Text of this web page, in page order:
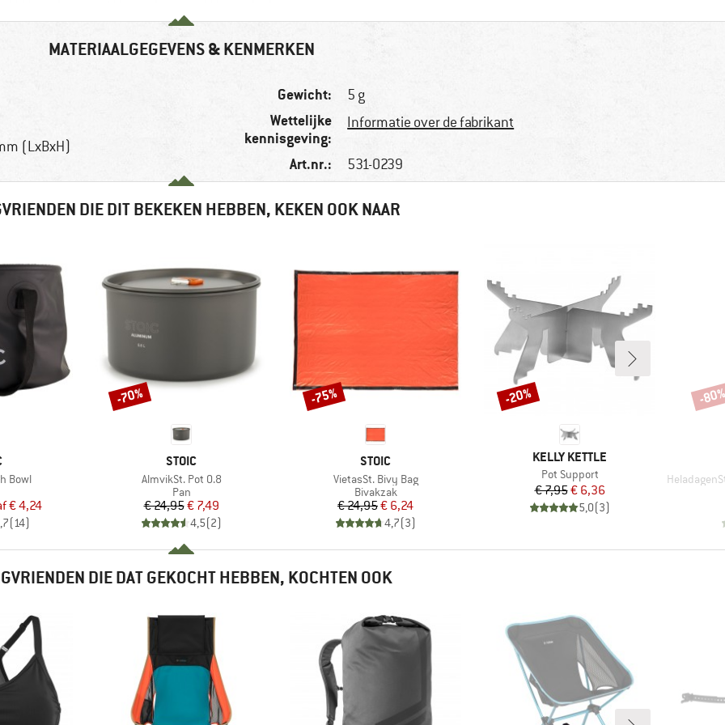
MATERIAALGEGEVENS & KENMERKEN
(LxBxH)
Gewicht: 5 g
Wettelijke
kennisgeving:
Informatie over de fabrikant
Art.nr.: 531-0239
DIE DIT BEKEKEN HEBBEN, KEKEN OOK NAAR
Bowl
prijs
€ 4,24
(14)
MERK
STOIC
Artikel
AlmvikSt. Pot 0.8
Productgroep
Pan
Prijs
€ 24,95Verlaagde prijs
€ 7,49
4,5(2)
Korting
-70%
MERK
STOIC
Artikel
VietasSt. Bivy Bag
Productgroep
Bivakzak
Prijs
€ 24,95Verlaagde prijs
€ 6,24
4,7(3)
Korting
-75%
MERK
KELLY KETTLE
Artikel
Pot Support
Prijs
€ 7,95Verlaagde prijs
€ 6,36
5,0(3)
Korting
-20%
Artikel
-
DIE DAT GEKOCHT HEBBEN, KOCHTEN OOK